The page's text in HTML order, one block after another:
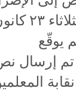
ابتداءً من يوم
يوقّع
تم إرسال